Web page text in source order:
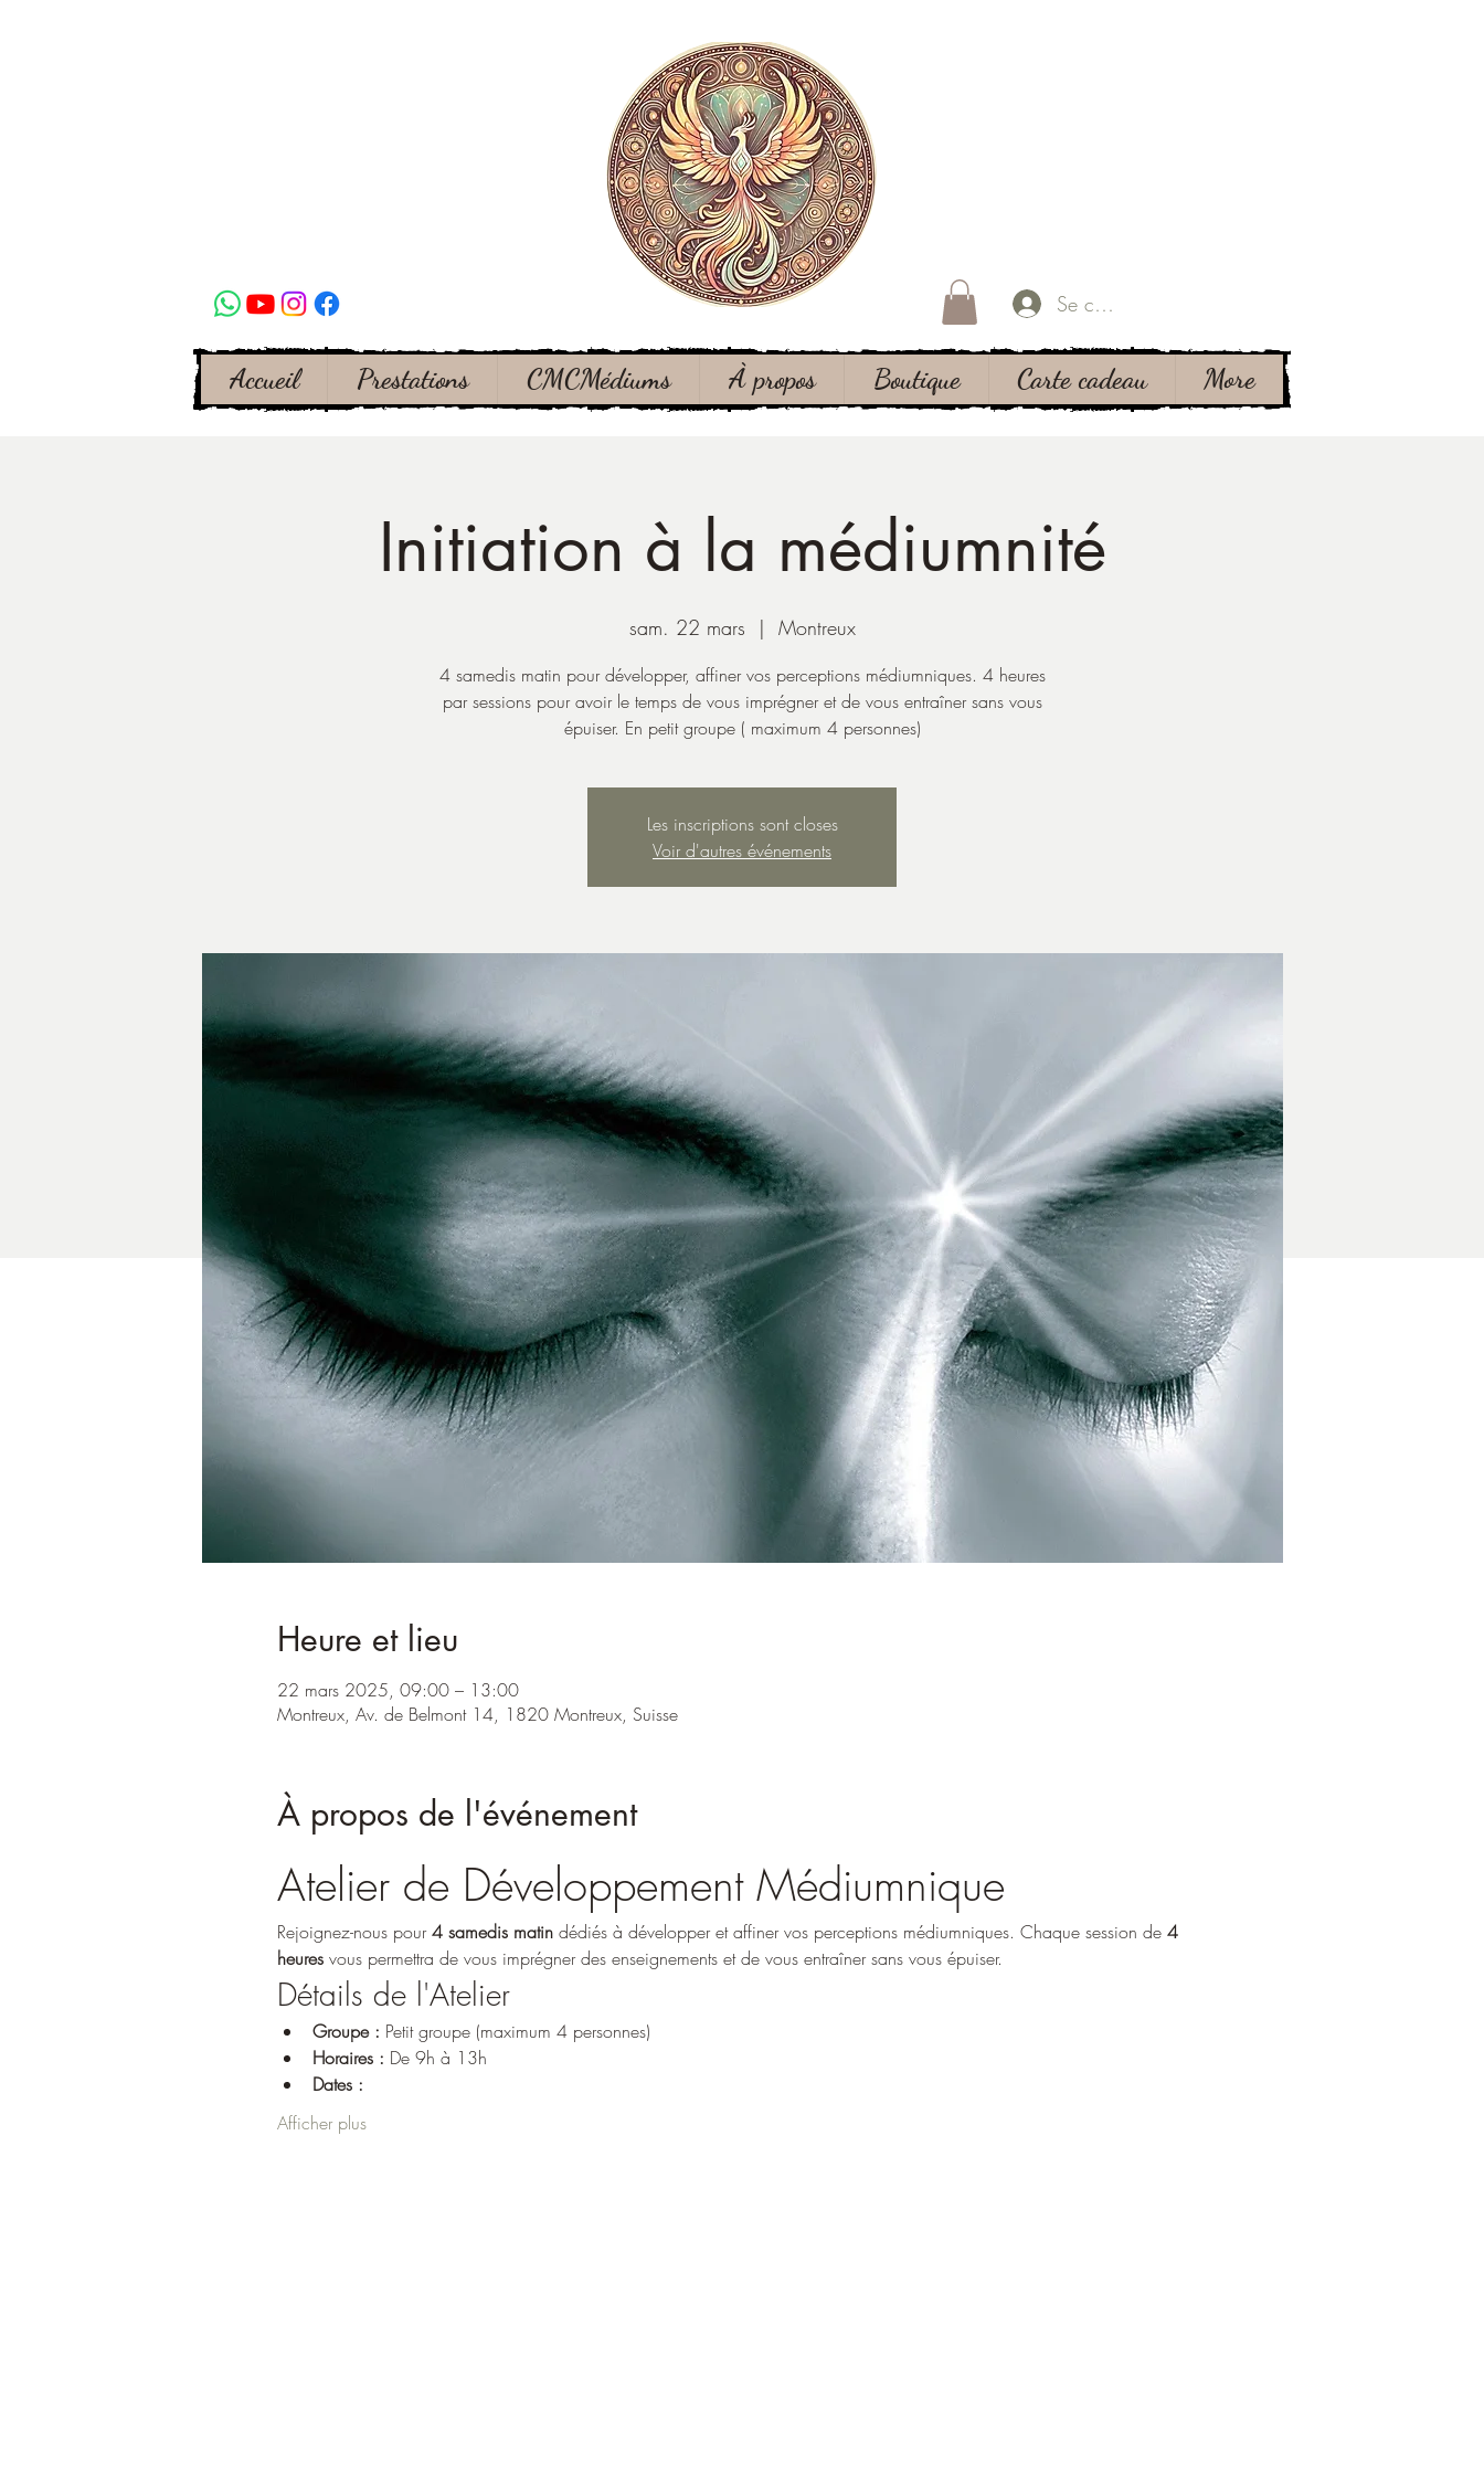
Se connecter
Accueil Prestations CMCMédiums À propos Boutique Carte cadeau More
Initiation à la médiumnité
sam. 22 mars
  |
Montreux
4 samedis matin pour développer, affiner vos perceptions médiumniques. 4 heures
par sessions pour avoir le temps de vous imprégner et de vous entraîner sans vous
épuiser. En petit groupe ( maximum 4 personnes)
Les inscriptions sont closes
Voir d'autres événements
Heure et lieu
22 mars 2025, 09:00 – 13:00
Montreux, Av. de Belmont 14, 1820 Montreux, Suisse
À propos de l'événement
Atelier de Développement Médiumnique
Rejoignez-nous pour 4 samedis matin dédiés à développer et affiner vos perceptions médiumniques. Chaque session de 4
heures vous permettra de vous imprégner des enseignements et de vous entraîner sans vous épuiser.
Détails de l'Atelier
Groupe : Petit groupe (maximum 4 personnes)
Horaires : De 9h à 13h
Dates :
Afficher plus